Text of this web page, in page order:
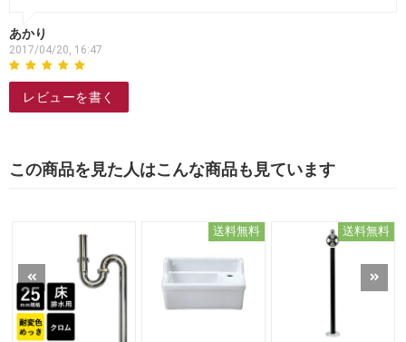
あかり
2017/04/20, 16:47
レビューを書く
この商品を見た人はこんな商品も見ています
送料無料 送料無料